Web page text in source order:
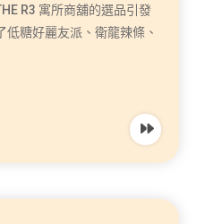
R3 寓所商舖的選品引發
糖好麗友派、衛龍辣條、